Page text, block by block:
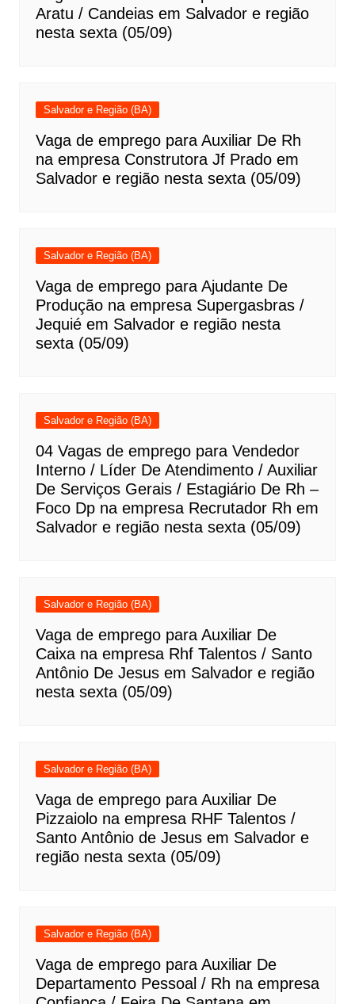
Aratu / Candeias em Salvador e região
nesta sexta (05/09)
Salvador e Região (BA)
Vaga de emprego para Auxiliar De Rh
na empresa Construtora Jf Prado em
Salvador e região nesta sexta (05/09)
Salvador e Região (BA)
Vaga de emprego para Ajudante De
Produção na empresa Supergasbras /
Jequié em Salvador e região nesta
sexta (05/09)
Salvador e Região (BA)
04 Vagas de emprego para Vendedor
Interno / Líder De Atendimento / Auxiliar
De Serviços Gerais / Estagiário De Rh –
Foco Dp na empresa Recrutador Rh em
Salvador e região nesta sexta (05/09)
Salvador e Região (BA)
Vaga de emprego para Auxiliar De
Caixa na empresa Rhf Talentos / Santo
Antônio De Jesus em Salvador e região
nesta sexta (05/09)
Salvador e Região (BA)
Vaga de emprego para Auxiliar De
Pizzaiolo na empresa RHF Talentos /
Santo Antônio de Jesus em Salvador e
região nesta sexta (05/09)
Salvador e Região (BA)
Vaga de emprego para Auxiliar De
Departamento Pessoal / Rh na empresa